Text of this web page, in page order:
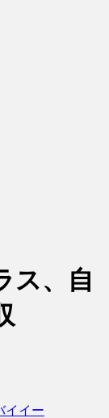
ス、自
イイー